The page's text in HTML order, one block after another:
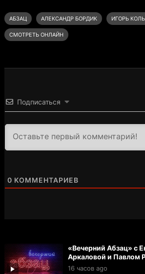
АБЗАЦ АЛЕКСАНДР БОРДИК ИГОРЬ
СМОТРЕТЬ ОНЛАЙН
Подписаться
0 КОММЕНТАРИЕВ
«Вечерний Абзац» с
Аркаловой и Павлом
(07.08.2026)
16 часов ago